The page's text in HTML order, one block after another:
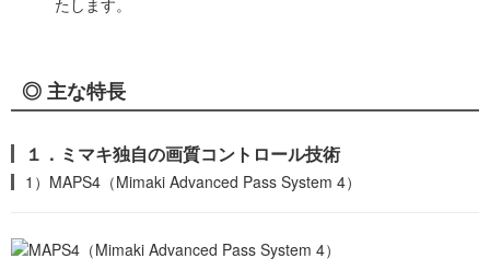
たします。
◎ 主な特長
１．ミマキ独自の画質コントロール技術
1）MAPS4（Mimaki Advanced Pass System 4）